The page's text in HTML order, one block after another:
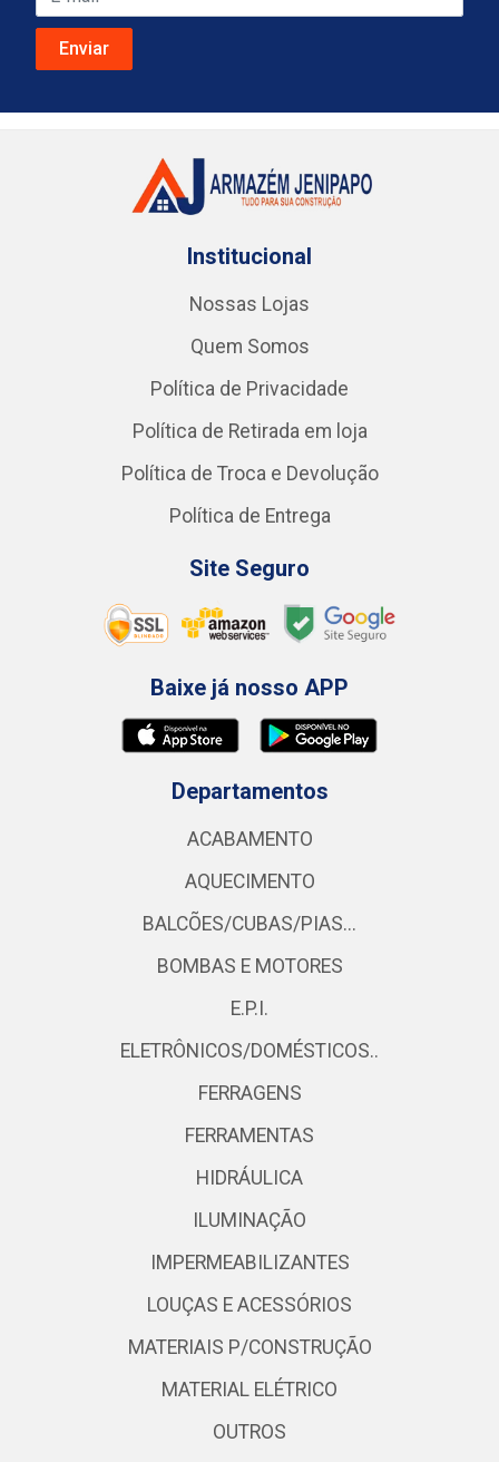
Institucional
Nossas Lojas
Quem Somos
Política de Privacidade
Política de Retirada em loja
Política de Troca e Devolução
Política de Entrega
Site Seguro
Baixe já nosso APP
Departamentos
ACABAMENTO
AQUECIMENTO
BALCÕES/CUBAS/PIAS...
BOMBAS E MOTORES
E.P.I.
ELETRÔNICOS/DOMÉSTICOS..
FERRAGENS
FERRAMENTAS
HIDRÁULICA
ILUMINAÇÃO
IMPERMEABILIZANTES
LOUÇAS E ACESSÓRIOS
MATERIAIS P/CONSTRUÇÃO
MATERIAL ELÉTRICO
OUTROS